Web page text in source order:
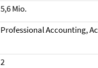
5,6 Mio.
Professional Accounting,
2